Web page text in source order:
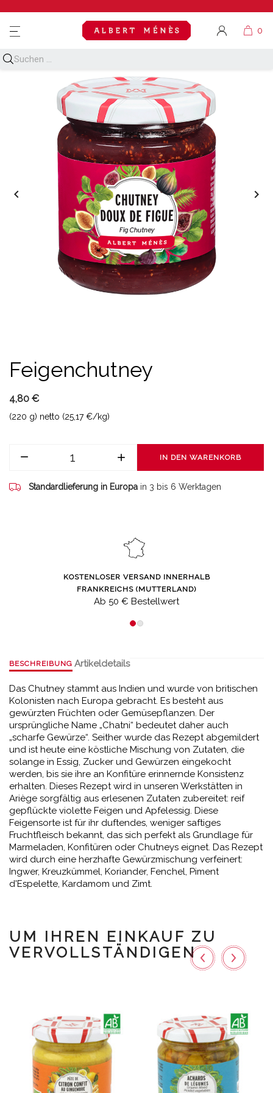
MENU
 
Feigenchutney
4,80 €
(220 g) netto (25,17 €/kg)
IN DEN WARENKORB
Standardlieferung in Europa in 3 bis 6 Werktagen
KOSTENLOSER VERSAND INNERHALB
FRANKREICHS (MUTTERLAND)
Ab 50 € Bestellwert
BESCHREIBUNG Artikeldetails
Das Chutney stammt aus Indien und wurde von britischen
Kolonisten nach Europa gebracht. Es besteht aus
gewürzten Früchten oder Gemüsepflanzen. Der
ursprüngliche Name „Chatni“ bedeutet daher auch
„scharfe Gewürze“. Seither wurde das Rezept abgemildert
und ist heute eine köstliche Mischung von Zutaten, die
solange in Essig, Zucker und Gewürzen eingekocht
werden, bis sie ihre an Konfitüre erinnernde Konsistenz
erhalten. Dieses Rezept wird in unseren Werkstätten in
Ariège sorgfältig aus erlesenen Zutaten zubereitet: reif
gepflückte violette Feigen und Apfelessig. Diese
Feigensorte ist für ihr duftendes, weniger saftiges
Fruchtfleisch bekannt, das sich perfekt als Grundlage für
Marmeladen, Konfitüren oder Chutneys eignet. Das Rezept
wird durch eine herzhafte Gewürzmischung verfeinert:
Ingwer, Kreuzkümmel, Koriander, Fenchel, Piment
d'Espelette, Kardamom und Zimt.
UM IHREN EINKAUF ZU
VERVOLLSTÄNDIGEN